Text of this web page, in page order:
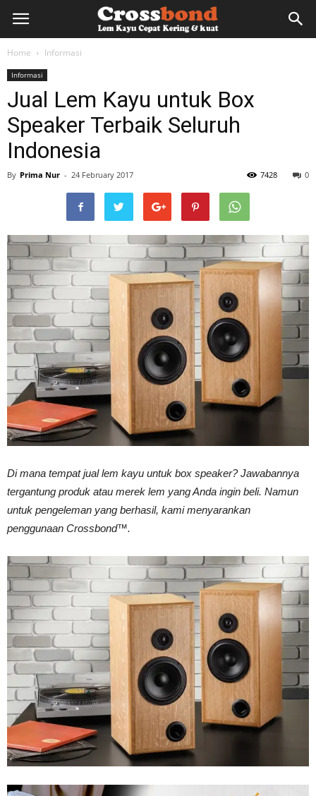
lemkayu.net
Lem
HPL,
Kertas,
Vinyl
Cepat
Kering,
Kuat
&
Tahan
Lama
Home Informasi
Informasi
Jual Lem Kayu untuk Box
Speaker Terbaik Seluruh
Indonesia
By Prima Nur - 24 February 2017 0
7428
Di mana tempat jual lem kayu untuk box speaker? Jawabannya
tergantung produk atau merek lem yang Anda ingin beli. Namun
untuk pengeleman yang berhasil, kami menyarankan
penggunaan Crossbond™.